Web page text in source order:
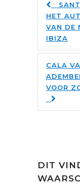
SANT
HET
VAN DE
IBIZA
CALA
VOOR
DIT